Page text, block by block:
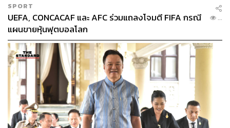
SPORT
UEFA, CONCACAF และ AFC ร่วมแถลงโจมตี FIFA กรณี
แผนขายหุ้นฟุตบอลโลก
...